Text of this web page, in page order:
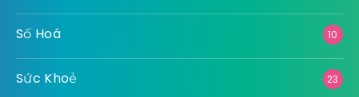
Số Hoá 10
Sức Khoẻ 23